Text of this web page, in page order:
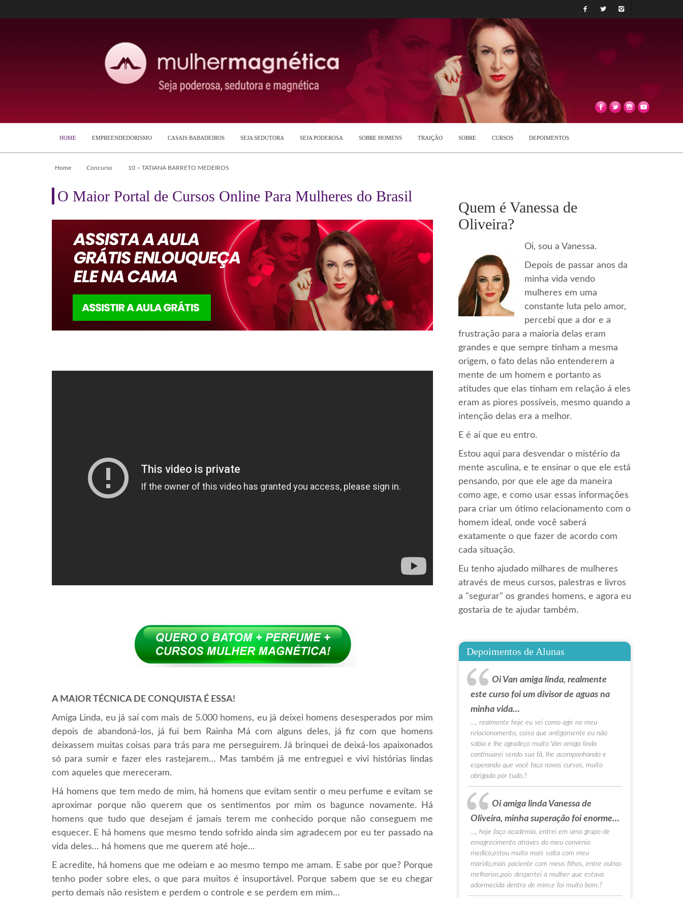
HOME EMPREENDEDORISMO CASAIS BABADEIROS SEJA SEDUTORA SEJA PODEROSA SOBRE HOMENS TRAIÇÃO SOBRE CURSOS DEPOIMENTOS
Home Concurso 10 – TATIANA BARRETO MEDEIROS
O Maior Portal de Cursos Online Para Mulheres do Brasil
A MAIOR TÉCNICA DE CONQUISTA É ESSA!
Amiga Linda, eu já saí com mais de 5.000 homens, eu já deixei homens desesperados por mim
depois de abandoná-los, já fui bem Rainha Má com alguns deles, já fiz com que homens
deixassem muitas coisas para trás para me perseguirem. Já brinquei de deixá-los apaixonados
só para sumir e fazer eles rastejarem… Mas também já me entreguei e vivi histórias lindas
com aqueles que mereceram.
Há homens que tem medo de mim, há homens que evitam sentir o meu perfume e evitam se
aproximar porque não querem que os sentimentos por mim os bagunce novamente. Há
homens que tudo que desejam é jamais terem me conhecido porque não conseguem me
esquecer. E há homens que mesmo tendo sofrido ainda sim agradecem por eu ter passado na
vida deles… há homens que me querem até hoje…
E acredite, há homens que me odeiam e ao mesmo tempo me amam. E sabe por que? Porque
tenho poder sobre eles, o que para muitos é insuportável. Porque sabem que se eu chegar
perto demais não resistem e perdem o controle e se perdem em mim…
Quem é Vanessa de
Oliveira?
Oi, sou a Vanessa.
Depois de passar anos da
minha vida vendo
mulheres em uma
constante luta pelo amor,
percebi que a dor e a
frustração para a maioria delas eram
grandes e que sempre tinham a mesma
origem, o fato delas não entenderem a
mente de um homem e portanto as
atitudes que elas tinham em relação á eles
eram as piores possíveis, mesmo quando a
intenção delas era a melhor.
E é aí que eu entro.
Estou aqui para desvendar o mistério da
mente asculina, e te ensinar o que ele está
pensando, por que ele age da maneira
como age, e como usar essas informações
para criar um ótimo relacionamento com o
homem ideal, onde você saberá
exatamente o que fazer de acordo com
cada situação.
Eu tenho ajudado milhares de mulheres
através de meus cursos, palestras e livros
a "segurar" os grandes homens, e agora eu
gostaria de te ajudar também.
Depoimentos de Alunas
Oi Van amiga linda, realmente
este curso foi um divisor de aguas na
minha vida…
…, realmente hoje eu sei como agir no meu
relacionamento, coisa que antigamente eu não
sabia e lhe agradeço muito Van amiga linda
continuarei sendo sua fã, lhe acompanhando e
esperando que você faça novos cursos, muito
obrigada por tudo.?
Oi amiga linda Vanessa de
Oliveira, minha superação foi enorme…
…, hoje faço academia, entrei em uma grupo de
emagrecimento atraves do meu convenio
medico,estou muito mais solta com meu
marido,mais paciente com meus filhos, entre outras
melhorias,pois despertei a mulher que estava
adormecida dentro de mim,e foi muito bom.?